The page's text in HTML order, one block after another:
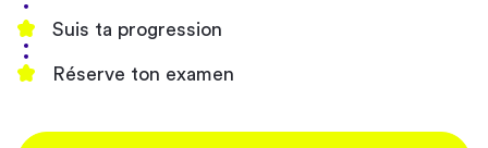
Suis ta progression
Réserve ton examen